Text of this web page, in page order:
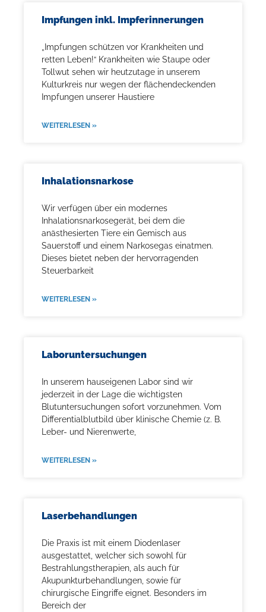
Impfungen inkl. Impferinnerungen
„Impfungen schützen vor Krankheiten und
retten Leben!“ Krankheiten wie Staupe oder
Tollwut sehen wir heutzutage in unserem
Kulturkreis nur wegen der flächendeckenden
Impfungen unserer Haustiere
WEITERLESEN »
Inhalationsnarkose
Wir verfügen über ein modernes
Inhalationsnarkosegerät, bei dem die
anästhesierten Tiere ein Gemisch aus
Sauerstoff und einem Narkosegas einatmen.
Dieses bietet neben der hervorragenden
Steuerbarkeit
WEITERLESEN »
Laboruntersuchungen
In unserem hauseigenen Labor sind wir
jederzeit in der Lage die wichtigsten
Blutuntersuchungen sofort vorzunehmen. Vom
Differentialblutbild über klinische Chemie (z. B.
Leber- und Nierenwerte,
WEITERLESEN »
Laserbehandlungen
Die Praxis ist mit einem Diodenlaser
ausgestattet, welcher sich sowohl für
Bestrahlungstherapien, als auch für
Akupunkturbehandlungen, sowie für
chirurgische Eingriffe eignet. Besonders im
Bereich der